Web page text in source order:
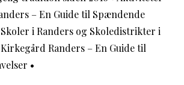
– En Guide til Spændende
Skoler i Randers og Skoledistrikter i
Randers – En Guide til
•